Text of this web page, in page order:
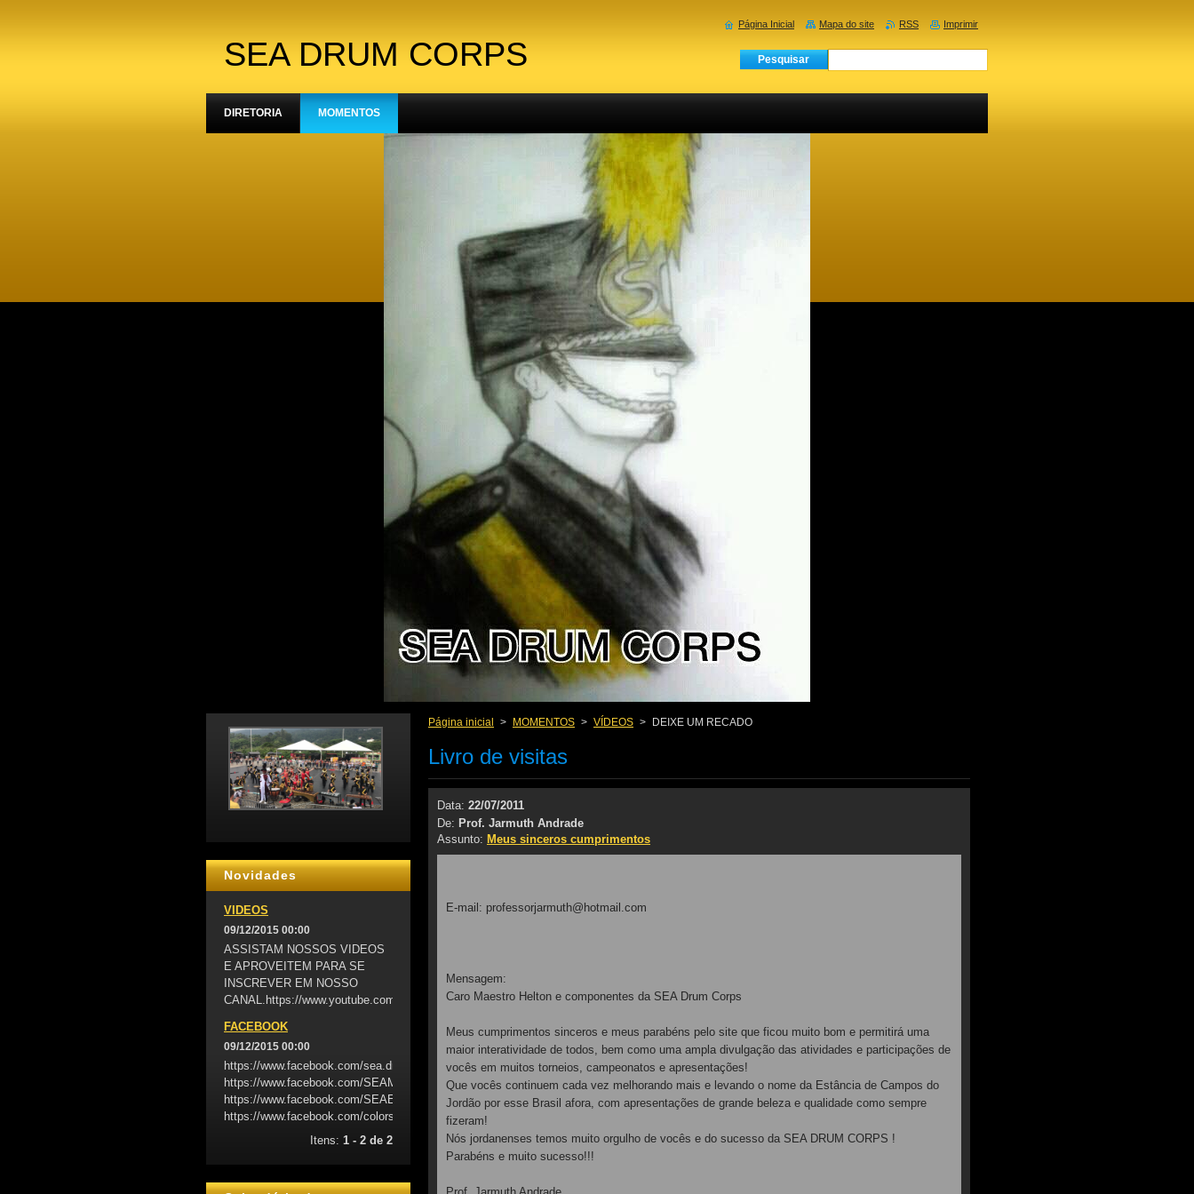
SEA DRUM CORPS
Página inicial > MOMENTOS > VÍDEOS > DEIXE UM RECADO
Livro de visitas
Data: 22/07/2011
De: Prof. Jarmuth Andrade
Assunto: Meus sinceros cumprimentos
E-mail: professorjarmuth@hotmail.com
Mensagem:
Caro Maestro Helton e componentes da SEA Drum Corps
Meus cumprimentos sinceros e meus parabéns pelo site que ficou muito bom e permitirá uma
maior interatividade de todos, bem como uma ampla divulgação das atividades e participações de
vocês em muitos torneios, campeonatos e apresentações!
Que vocês continuem cada vez melhorando mais e levando o nome da Estância de Campos do
Jordão por esse Brasil afora, com apresentações de grande beleza e qualidade como sempre
fizeram!
Nós jordanenses temos muito orgulho de vocês e do sucesso da SEA DRUM CORPS !
Parabéns e muito sucesso!!!
Novidades
VIDEOS
09/12/2015 00:00
ASSISTAM NOSSOS VIDEOS
E APROVEITEM PARA SE
INSCREVER EM NOSSO
CANAL.https://www.youtube.com/user/seadrumcorps
FACEBOOK
09/12/2015 00:00
https://www.facebook.com/sea.drumcorps/
https://www.facebook.com/SEAMARCHINGBAND/
https://www.facebook.com/SEAEXCOMPONENTES/
https://www.facebook.com/colorsdc/
Itens: 1 - 2 de 2
DIRETORIA MOMENTOS
Página Inicial Mapa do site RSS Imprimir